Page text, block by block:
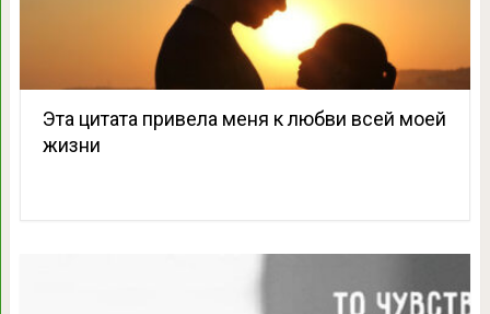
Эта цитата привела меня к любви всей моей
жизни